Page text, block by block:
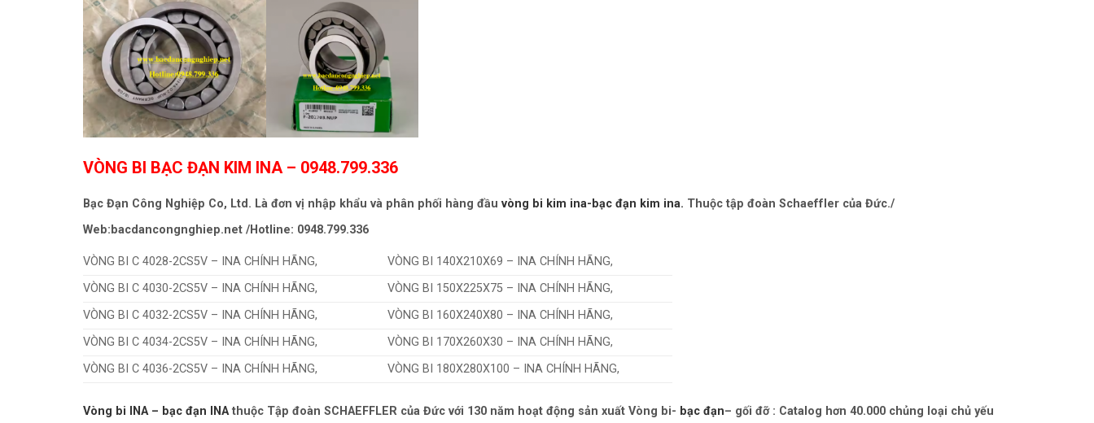
VÒNG BI BẠC ĐẠN KIM INA– 0948.799.336
Bạc Đạn Công Nghiệp Co, Ltd. Là đơn vị nhập khẩu và phân phối hàng đầu vòng bi kim ina-bạc đạn kim ina. Thuộc tập đoàn Schaeffler của Đức./
Web:bacdancongnghiep.net /Hotline: 0948.799.336
VÒNG BI C 4028-2CS5V – INA CHÍNH HÃNG,
VÒNG BI 140X210X69 – INA CHÍNH HÃNG,
VÒNG BI C 4030-2CS5V – INA CHÍNH HÃNG,
VÒNG BI 150X225X75 – INA CHÍNH HÃNG,
VÒNG BI C 4032-2CS5V – INA CHÍNH HÃNG,
VÒNG BI 160X240X80 – INA CHÍNH HÃNG,
VÒNG BI C 4034-2CS5V – INA CHÍNH HÃNG,
VÒNG BI 170X260X30 – INA CHÍNH HÃNG,
VÒNG BI C 4036-2CS5V – INA CHÍNH HÃNG,
VÒNG BI 180X280X100 – INA CHÍNH HÃNG,
Vòng bi INA – bạc đạn INAthuộc Tập đoàn SCHAEFFLER của Đức với 130 năm hoạt động sản xuất Vòng bi- bạc đạn– gối đỡ : Catalog hơn 40.000 chủng loại chủ yếu